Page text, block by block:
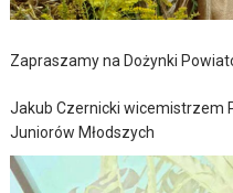
Zapraszamy na Dożynki
Jakub Czernicki wicemistrzem
Juniorów Młodszych